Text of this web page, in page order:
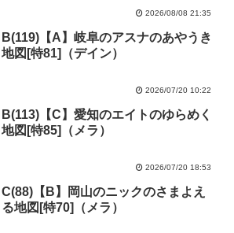
2026/08/08 21:35
B(119)【A】岐阜のアスナのあやうき
地図[特81]（デイン）
2026/07/20 10:22
B(113)【C】愛知のエイトのゆらめく
地図[特85]（メラ）
2026/07/20 18:53
C(88)【B】岡山のニックのさまよえ
る地図[特70]（メラ）